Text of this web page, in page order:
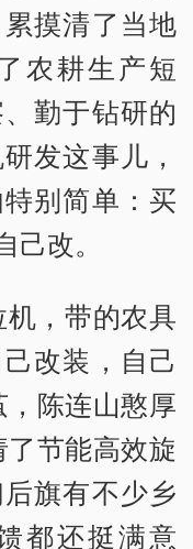
摸清了当地
农耕生产短
勤于钻研的
发这事儿，
别简单：买
改。
，带的农具
改装，自己
陈连山憨厚
节能高效旋
旗有不少乡
都还挺满意